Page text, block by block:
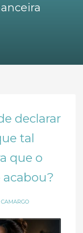
declarar
tal
que o
acabou?
CAMARGO